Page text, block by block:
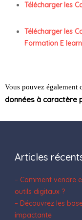
Télécharger les
Télécharger les
Formation E
Vous pouvez également
données à caractère
Articles
– Comment vendre
outils digitaux ?
– Découvrez les
impactante